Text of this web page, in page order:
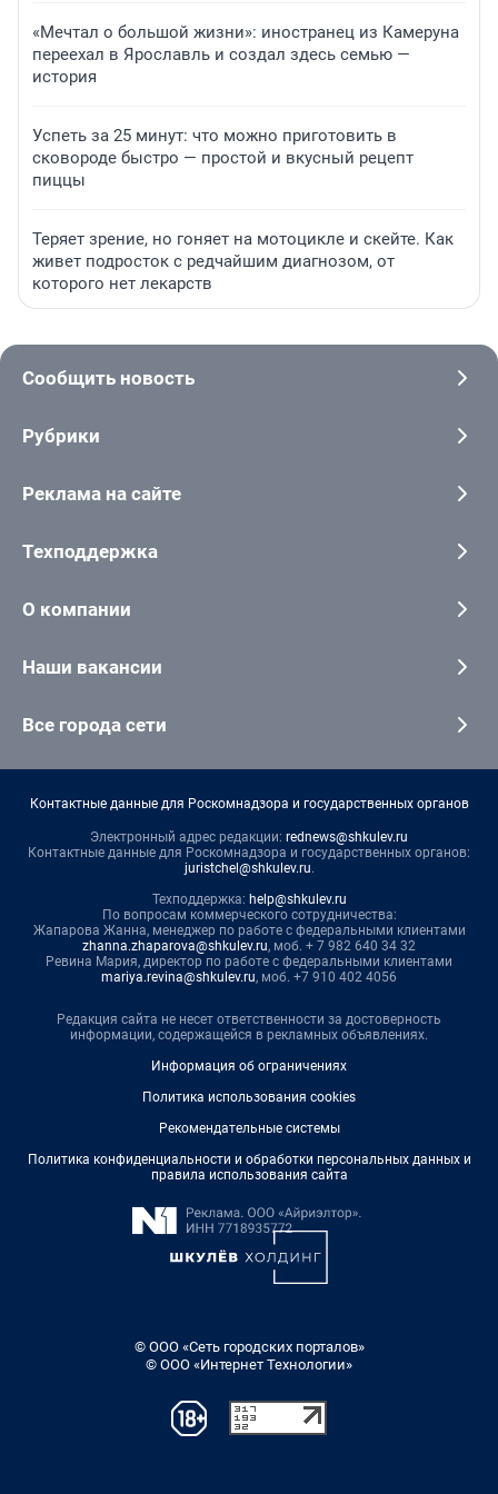
«Мечтал о большой жизни»: иностранец из Камеруна
переехал в Ярославль и создал здесь семью —
история
Успеть за 25 минут: что можно приготовить в
сковороде быстро — простой и вкусный рецепт
пиццы
Теряет зрение, но гоняет на мотоцикле и скейте. Как
живет подросток с редчайшим диагнозом, от
которого нет лекарств
Сообщить новость
Рубрики
Реклама на сайте
Техподдержка
О компании
Наши вакансии
Все города сети
Контактные данные для Роскомнадзора и государственных органов
Электронный адрес редакции: rednews@shkulev.ru
Контактные данные для Роскомнадзора и государственных органов:
juristchel@shkulev.ru.
Техподдержка: help@shkulev.ru
По вопросам коммерческого сотрудничества:
Жапарова Жанна, менеджер по работе с федеральными клиентами
zhanna.zhaparova@shkulev.ru, моб. + 7 982 640 34 32
Ревина Мария, директор по работе с федеральными клиентами
mariya.revina@shkulev.ru, моб. +7 910 402 4056
Редакция сайта не несет ответственности за достоверность
информации, содержащейся в рекламных объявлениях.
Информация об ограничениях
Политика использования cookies
Рекомендательные системы
Политика конфиденциальности и обработки персональных данных и
правила использования сайта
© ООО «Сеть городских порталов»
© ООО «Интернет Технологии»